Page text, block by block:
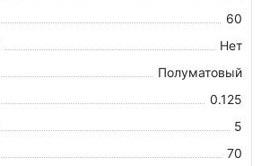
60
Нет
Полуматовый
0.125
5
70